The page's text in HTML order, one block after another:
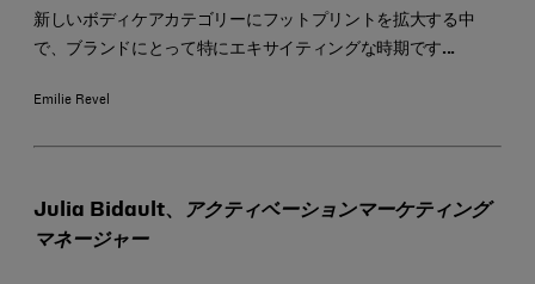
新しいボディケアカテゴリーにフットプリントを拡大する中
で、ブランドにとって特にエキサイティングな時期です...
Emilie Revel
Julia Bidault、
アクティベーションマーケティング
マネージャー